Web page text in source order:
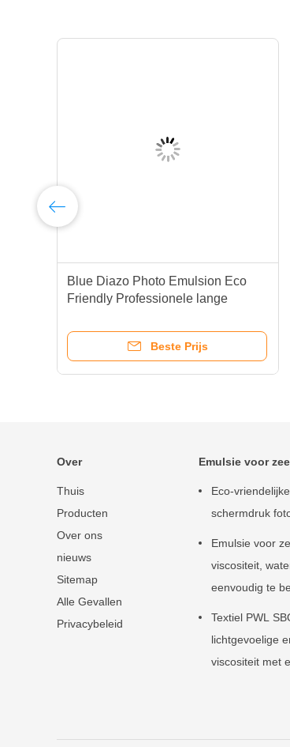
Blue Diazo Photo Emulsion Eco
Friendly Professionele lange
Beste Prijs
Over
Thuis
Producten
Over ons
nieuws
Sitemap
Alle Gevallen
Privacybeleid
Emulsie voor
Eco-
schermdruk
Emulsie voor
viscositeit,
eenvoudig te
Textiel PWL
lichtgevoelige
viscositeit met